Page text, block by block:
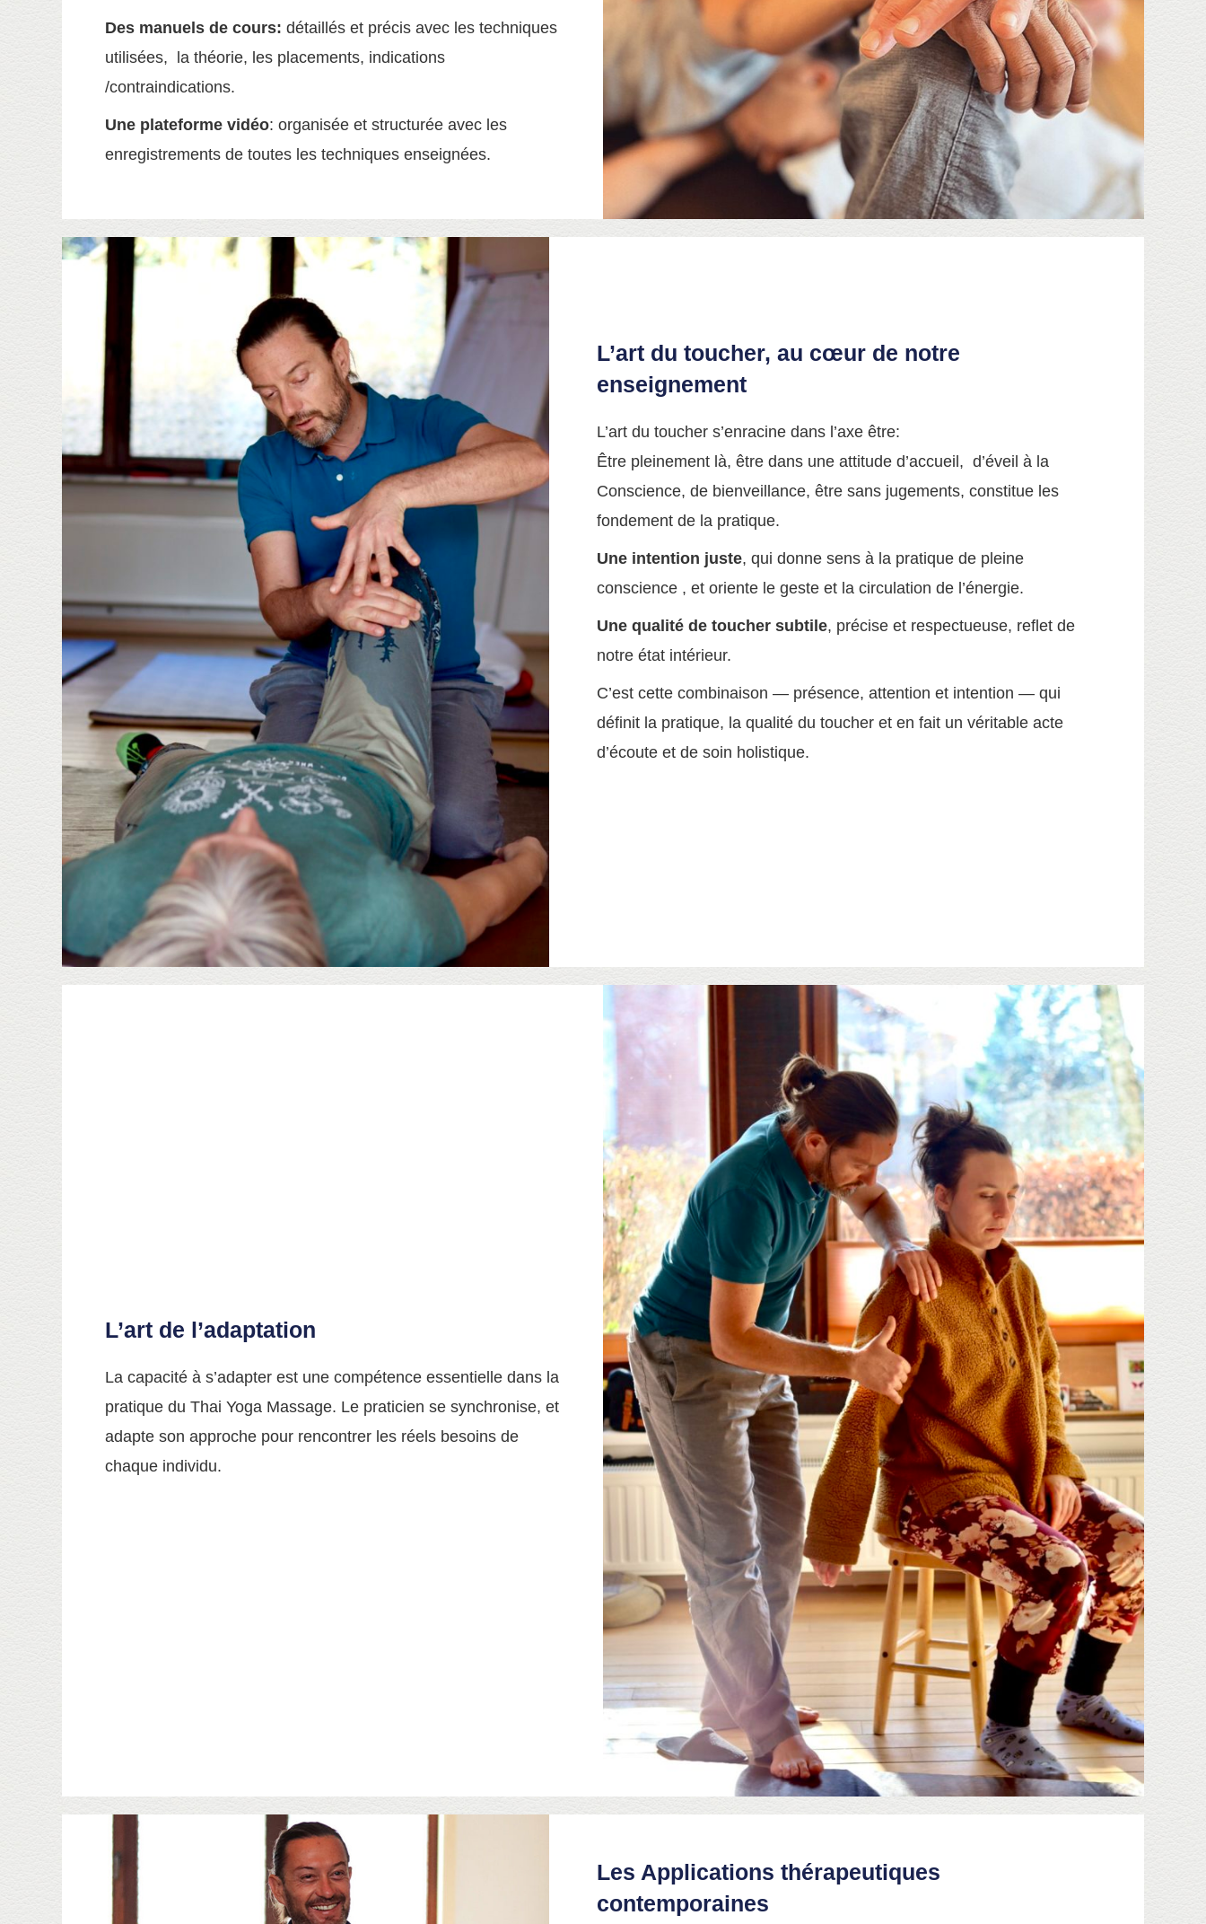
Des manuels de cours:détaillés et précis avec les techniques
utilisées, la théorie, les placements, indications
/contraindications.
Une plateforme vidéo: organisée et structurée avec les
enregistrements de toutes les techniques enseignées.
L’art du toucher, au cœur de notre
enseignement
L’art du toucher s’enracine dans l’axe être:
Être pleinement là, être dans une attitude d’accueil, d’éveil à la
Conscience, de bienveillance, être sans jugements, constitue les
fondement de la pratique.
Une intention juste, qui donne sens à la pratique de pleine
conscience , et oriente le geste et la circulation de l’énergie.
Une qualité de toucher subtile, précise et respectueuse, reflet de
notre état intérieur.
C’est cette combinaison — présence, attention et intention — qui
définit la pratique, la qualité du toucher et en fait un véritable acte
d’écoute et de soin holistique.
L’art de l’adaptation
La capacité à s’adapter est une compétence essentielle dans la
pratique du Thai Yoga Massage. Le praticien se synchronise, et
adapte son approche pour rencontrer les réels besoins de
chaque individu.
Les Applications thérapeutiques
contemporaines